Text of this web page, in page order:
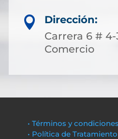

Dirección:
Carrera 6 #
Comercio
• Términos y condiciones
• Política de